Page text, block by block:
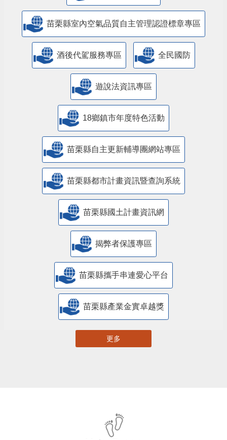
苗栗縣室內空氣品質自主管理認證標章專區
酒後代駕服務專區 全民國防
遊說法資訊專區
18鄉鎮市年度特色活動
苗栗縣自主更新輔導團網站專區
苗栗縣都市計畫資訊暨查詢系統
苗栗縣國土計畫資訊網
揭弊者保護專區
苗栗縣攜手串連愛心平台
苗栗縣產業金實卓越獎
更多